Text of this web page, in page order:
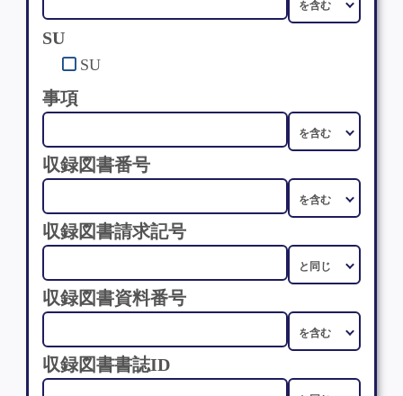
SU
SU
事項
収録図書番号
収録図書請求記号
収録図書資料番号
収録図書書誌ID